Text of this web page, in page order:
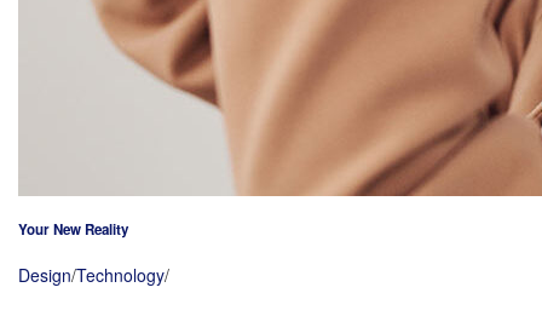
Your New Reality
Design/Technology/